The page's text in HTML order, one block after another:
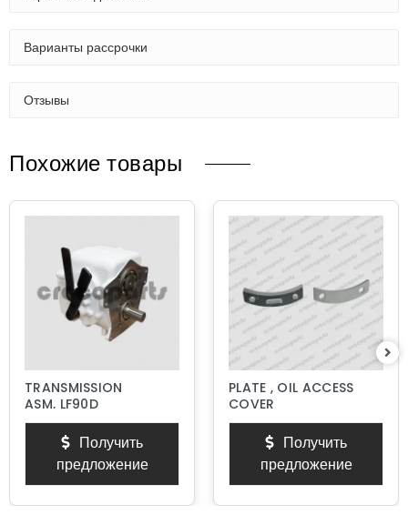
Варианты рассрочки
Отзывы
Похожие товары
TRANSMISSION
ASM, LF90D
Получить
предложение
PLATE , OIL ACCESS
COVER
Получить
предложение